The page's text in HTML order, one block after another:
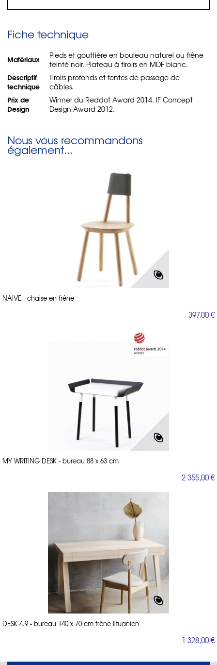
Fiche technique
Matériaux
Pieds et gouttière en bouleau naturel ou frêne
teinté noir. Plateau à tiroirs en MDF blanc.
Descriptif
technique
Tiroirs profonds et fentes de passage de
câbles.
Prix de
Design
Winner du Reddot Award 2014. IF Concept
Design Award 2012.
Nous vous recommandons
également...
NAIVE - chaise en frêne
397,00 €
MY WRITING DESK - bureau 88 x 63 cm
2 355,00 €
DESK 4.9 - bureau 140 x 70 cm frêne lituanien
1 328,00 €